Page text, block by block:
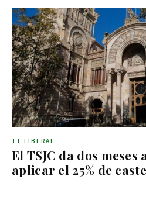
El TSJC da dos
aplicar el 25% de
EL LIBERAL